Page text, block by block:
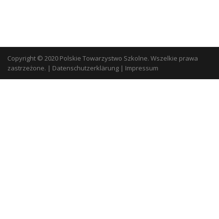
Copyright © 2020 Polskie Towarzystwo Szkolne. Wszelkie prawa
zastrzeżone. | Datenschutzerklärung | Impressum